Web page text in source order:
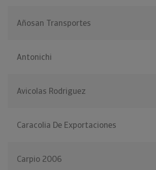
Añosan Transportes
Antonichi
Avicolas Rodriguez
Caracolia De Exportaciones
Carpio 2006